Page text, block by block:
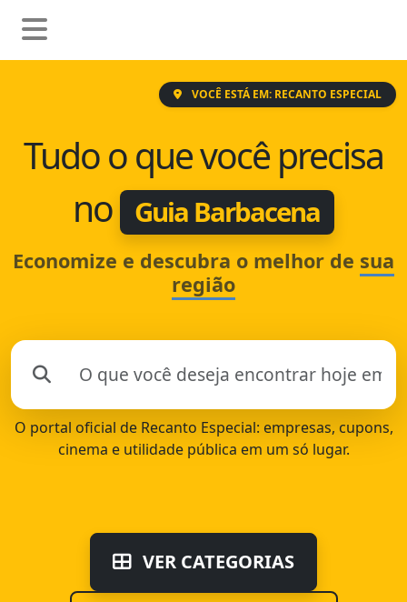
VOCÊ ESTÁ EM: RECANTO ESPECIAL
Tudo o que você precisa
no
Guia Barbacena
Economize e descubra o melhor de sua
região
O portal oficial de Recanto Especial: empresas, cupons,
cinema e utilidade pública em um só lugar.
VER CATEGORIAS